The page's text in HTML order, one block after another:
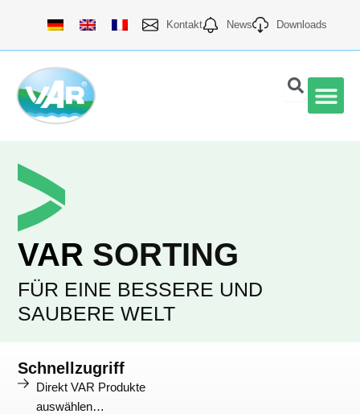
springen
Kontakt News Downloads
VAR SORTING
FÜR EINE BESSERE UND
SAUBERE WELT
Schnellzugriff
Direkt VAR Produkte
auswählen…